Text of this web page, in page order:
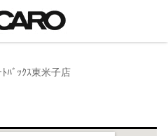
ﾄﾊﾞｯｸｽ東米子店